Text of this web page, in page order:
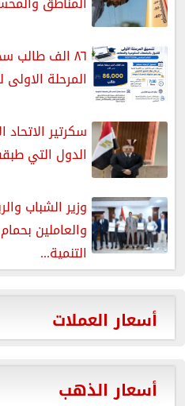
٨٦ الف
المرحلة الاولى
سكرتير
الدول التي
وزير الشباب
والعاملين
التنمية...
أسعار العملات
أسعار الذهب